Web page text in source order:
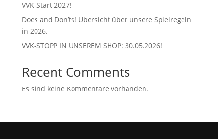
VVK-Start 2027!
Does and Don’ts! Übersicht über unsere Spielregeln
in 2026.
VVK-STOPP IN UNSEREM SHOP: 30.05.2026!
Recent Comments
Es sind keine Kommentare vorhanden.